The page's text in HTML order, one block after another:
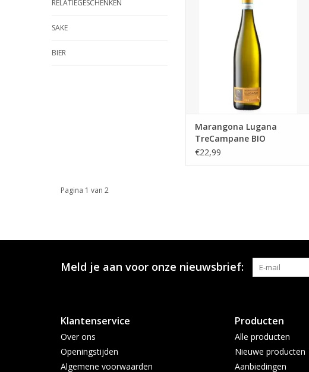
RELATIEGESCHENKEN
SAKE
BIER
dorpen waar de wijngaarden
tussen liggen en de druiven
vandaan komen. Gemaakt van
druiven die van gemiddeld 40
jaar oude stokken komen, die
kleigrond. Na zachte per
Marangona Lugana
TreCampane BIO
€22,99
Pagina 1 van 2
Meld je aan voor onze nieuwsbrief:
Klantenservice
Over ons
Openingstijden
Algemene voorwaarden
Producten
Alle producten
Nieuwe producten
Aanbiedingen